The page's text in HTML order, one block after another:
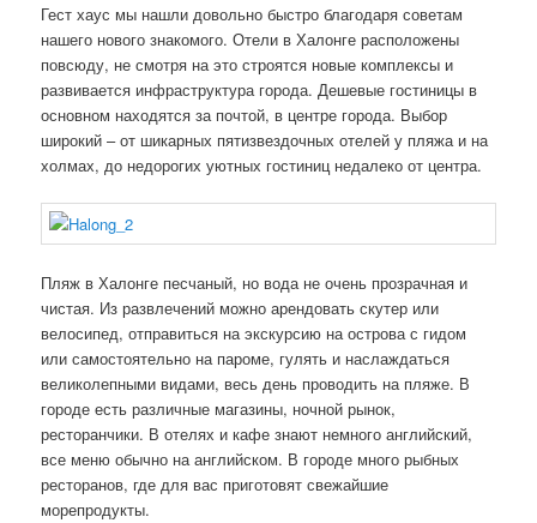
Гест хаус мы нашли довольно быстро благодаря советам
нашего нового знакомого. Отели в Халонге расположены
повсюду, не смотря на это строятся новые комплексы и
развивается инфраструктура города. Дешевые гостиницы в
основном находятся за почтой, в центре города. Выбор
широкий – от шикарных пятизвездочных отелей у пляжа и на
холмах, до недорогих уютных гостиниц недалеко от центра.
Пляж в Халонге песчаный, но вода не очень прозрачная и
чистая. Из развлечений можно арендовать скутер или
велосипед, отправиться на экскурсию на острова с гидом
или самостоятельно на пароме, гулять и наслаждаться
великолепными видами, весь день проводить на пляже. В
городе есть различные магазины, ночной рынок,
ресторанчики. В отелях и кафе знают немного английский,
все меню обычно на английском. В городе много рыбных
ресторанов, где для вас приготовят свежайшие
морепродукты.